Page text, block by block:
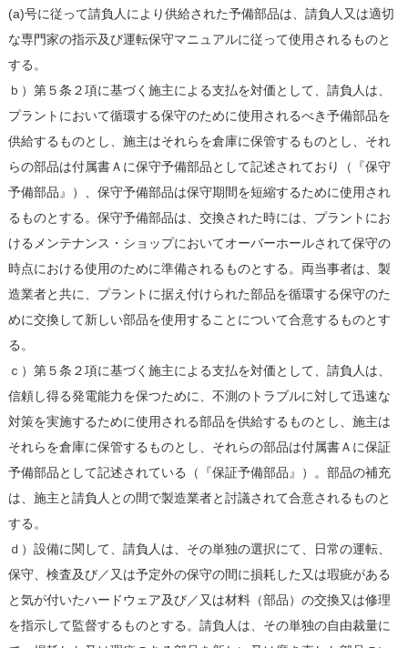
(a)号に従って請負人により供給された予備部品は、請負人又は適切
な専門家の指示及び運転保守マニュアルに従って使用されるものと
する。
ｂ）第５条２項に基づく施主による支払を対価として、請負人は、
プラントにおいて循環する保守のために使用されるべき予備部品を
供給するものとし、施主はそれらを倉庫に保管するものとし、それ
らの部品は付属書Ａに保守予備部品として記述されており（『保守
予備部品』）、保守予備部品は保守期間を短縮するために使用され
るものとする。保守予備部品は、交換された時には、プラントにお
けるメンテナンス・ショップにおいてオーバーホールされて保守の
時点における使用のために準備されるものとする。両当事者は、製
造業者と共に、プラントに据え付けられた部品を循環する保守のた
めに交換して新しい部品を使用することについて合意するものとす
る。
ｃ）第５条２項に基づく施主による支払を対価として、請負人は、
信頼し得る発電能力を保つために、不測のトラブルに対して迅速な
対策を実施するために使用される部品を供給するものとし、施主は
それらを倉庫に保管するものとし、それらの部品は付属書Ａに保証
予備部品として記述されている（『保証予備部品』）。部品の補充
は、施主と請負人との間で製造業者と討議されて合意されるものと
する。
ｄ）設備に関して、請負人は、その単独の選択にて、日常の運転、
保守、検査及び／又は予定外の保守の間に損耗した又は瑕疵がある
と気が付いたハードウェア及び／又は材料（部品）の交換又は修理
を指示して監督するものとする。請負人は、その単独の自由裁量に